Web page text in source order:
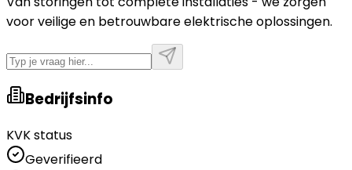
voor veilige en betrouwbare elektrische oplossingen.
Bedrijfsinfo
KVK status
Geverifieerd